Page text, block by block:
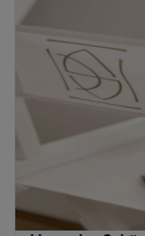
Donnerstag
Freitag
Samstag
Sonntag
Schenk dir und
Team des
Innsbruck,